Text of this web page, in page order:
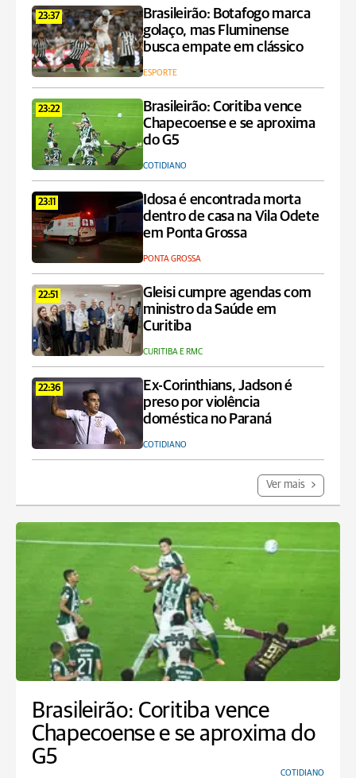
23:37
Brasileirão: Botafogo marca
golaço, mas Fluminense
busca empate em clássico
ESPORTE
23:22
Brasileirão: Coritiba vence
Chapecoense e se aproxima
do G5
COTIDIANO
23:11
Idosa é encontrada morta
dentro de casa na Vila Odete
em Ponta Grossa
PONTA GROSSA
22:51
Gleisi cumpre agendas com
ministro da Saúde em
Curitiba
CURITIBA E RMC
22:36
Ex-Corinthians, Jadson é
preso por violência
doméstica no Paraná
COTIDIANO
Ver mais
Brasileirão: Coritiba vence
Chapecoense e se aproxima do
G5
COTIDIANO